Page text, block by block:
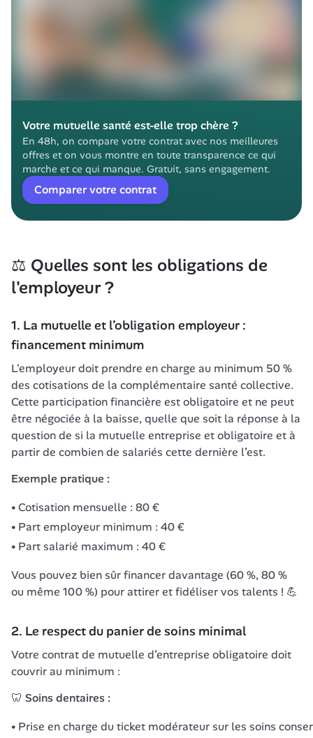
Votre mutuelle santé est-elle trop chère ?
En 48h, on compare votre contrat avec nos meilleures
offres et on vous montre en toute transparence ce qui
marche et ce qui manque. Gratuit, sans engagement.
Comparer votre contrat
⚖️ Quelles sont les obligations de
l'employeur ?
1. La mutuelle et l’obligation employeur :
financement minimum
L'employeur doit prendre en charge au minimum 50 %
des cotisations de la complémentaire santé collective.
Cette participation financière est obligatoire et ne peut
être négociée à la baisse, quelle que soit la réponse à la
question de si la mutuelle entreprise et obligatoire et à
partir de combien de salariés cette dernière l’est.
Exemple pratique :
Cotisation mensuelle : 80 €
Part employeur minimum : 40 €
Part salarié maximum : 40 €
Vous pouvez bien sûr financer davantage (60 %, 80 %
ou même 100 %) pour attirer et fidéliser vos talents ! 💪
2. Le respect du panier de soins minimal
Votre contrat de mutuelle d’entreprise obligatoire doit
couvrir au minimum :
🦷 Soins dentaires :
Prise en charge du ticket modérateur sur les soins